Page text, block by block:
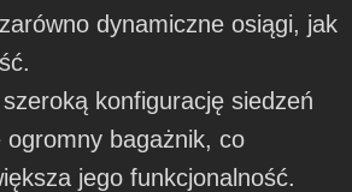
dynamiczne osiągi, jak
konfigurację siedzeń
ogromny bagażnik, co
jego funkcjonalność.